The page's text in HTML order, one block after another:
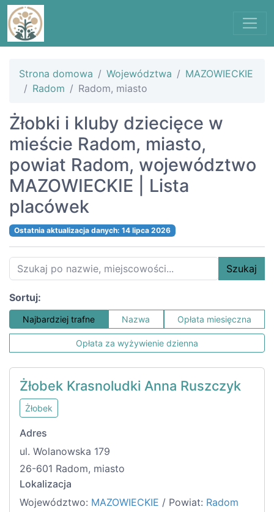
Strona domowa Województwa
MAZOWIECKIE
Radom
Radom, miasto
Żłobki i kluby dziecięce w
mieście Radom, miasto,
powiat Radom, województwo
MAZOWIECKIE | Lista
placówek
Ostatnia aktualizacja danych: 14 lipca 2026
Szukaj
Sortuj:
Najbardziej trafne Nazwa Opłata miesięczna
Opłata za wyżywienie dzienna
Żłobek Krasnoludki Anna Ruszczyk
Żłobek
Adres
ul. Wolanowska 179
26-601 Radom, miasto
Lokalizacja
Województwo: MAZOWIECKIE / Powiat: Radom